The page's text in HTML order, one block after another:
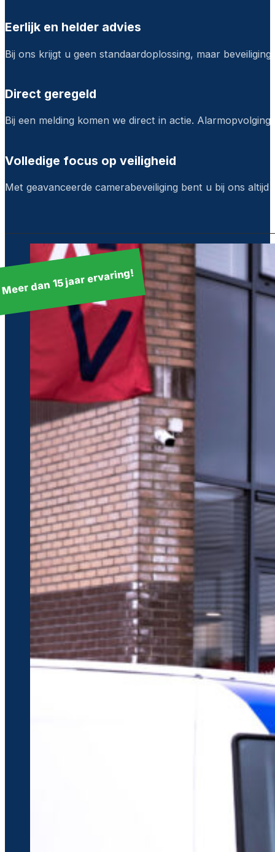
Eerlijk en helder advies
Bij ons krijgt u geen standaardoplossing, maar
Direct geregeld
Bij een melding komen we direct in actie.
Volledige focus op veiligheid
Met geavanceerde camerabeveiliging bent u bij ons
Meer dan 15 jaar ervaring!